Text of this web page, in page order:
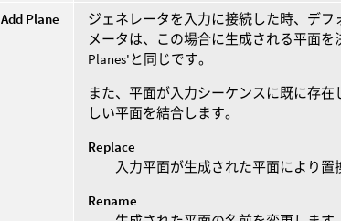
Add Plane
ジェネレータを入力に接続した時、デ
メータは、この場合に生成される平面
Planes'と同じです。
また、平面が入力シーケンスに既に存
しい平面を結合します。
Replace
入力平面が生成された平面により置
Rename